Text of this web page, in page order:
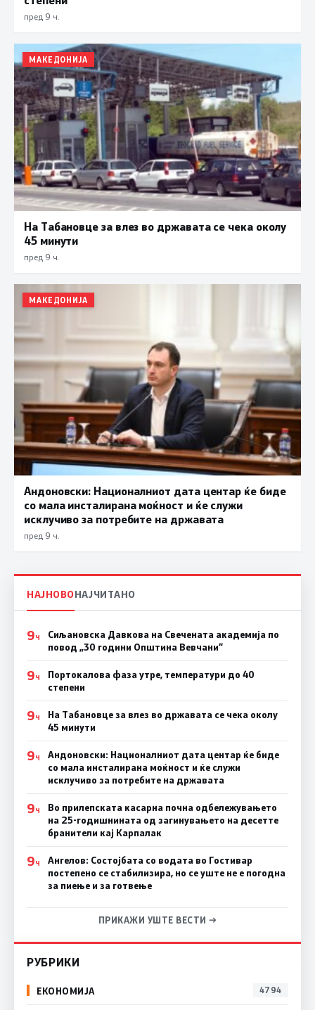
пред 9 ч.
МАКЕДОНИЈА
На Табановце за влез во државата се чека околу
45 минути
пред 9 ч.
МАКЕДОНИЈА
Андоновски: Националниот дата центар ќе биде
со мала инсталирана моќност и ќе служи
исклучиво за потребите на државата
пред 9 ч.
НАЈНОВОНАЈЧИТАНО
9Ч
Сиљановска Давкова на Свечената академија по
повод „30 години Општина Вевчани“
9Ч
Портокалова фаза утре, температури до 40
степени
9Ч
На Табановце за влез во државата се чека околу
45 минути
9Ч
Андоновски: Националниот дата центар ќе биде
со мала инсталирана моќност и ќе служи
исклучиво за потребите на државата
9Ч
Во прилепската касарна почна одбележувањето
на 25-годишнината од загинувањето на десетте
бранители кај Карпалак
9Ч
Ангелов: Состојбата со водата во Гостивар
постепено се стабилизира, но се уште не е погодна
за пиење и за готвење
ПРИКАЖИ УШТЕ ВЕСТИ →
РУБРИКИ
ЕКОНОМИЈА 4794